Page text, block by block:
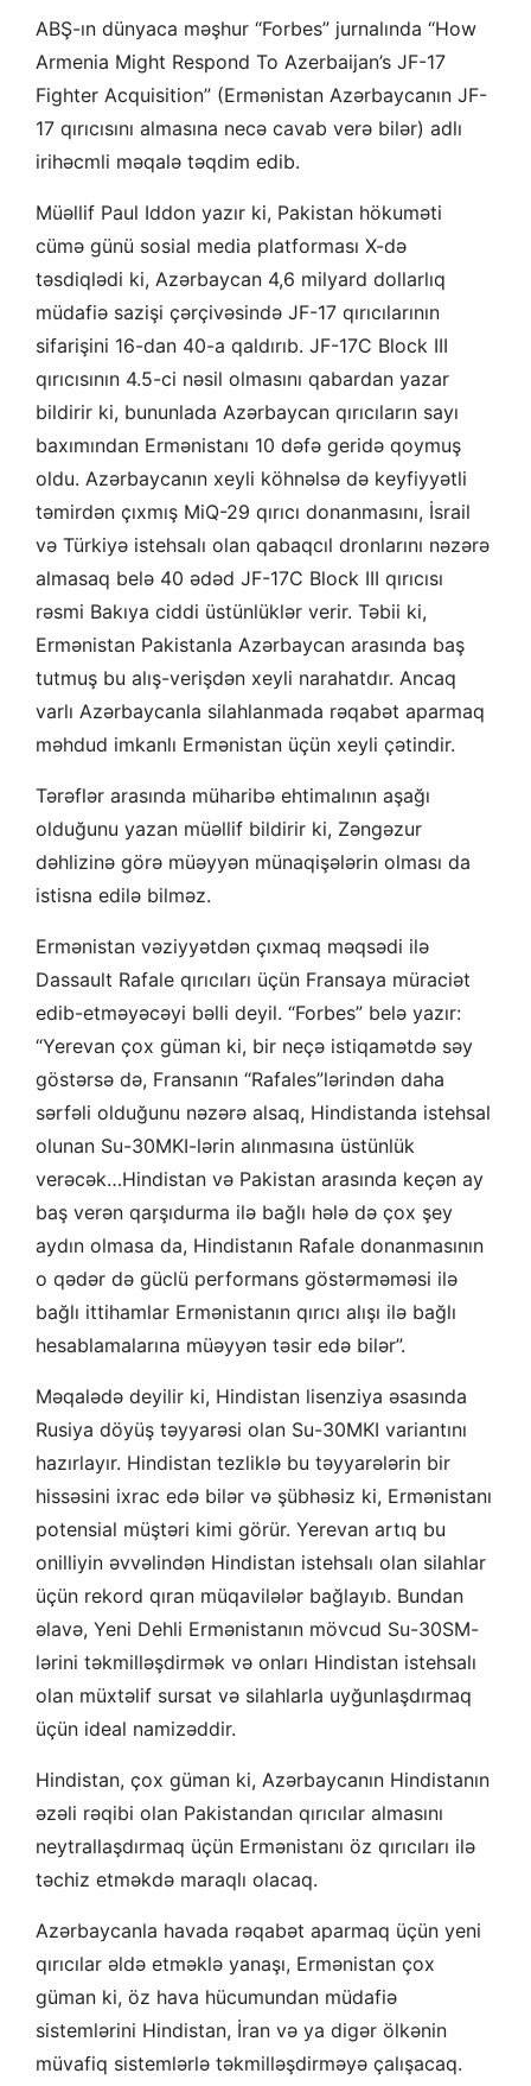
ABŞ-ın dünyaca məşhur “Forbes” jurnalında “How
Armenia Might Respond To Azerbaijan’s JF-17
Fighter Acquisition” (Ermənistan Azərbaycanın JF-
17 qırıcısını almasına necə cavab verə bilər) adlı
irihəcmli məqalə təqdim edib.
Müəllif Paul Iddon yazır ki, Pakistan hökuməti
cümə günü sosial media platforması X-də
təsdiqlədi ki, Azərbaycan 4,6 milyard dollarlıq
müdafiə sazişi çərçivəsində JF-17 qırıcılarının
sifarişini 16-dan 40-a qaldırıb. JF-17C Block III
qırıcısının 4.5-ci nəsil olmasını qabardan yazar
bildirir ki, bununlada Azərbaycan qırıcıların sayı
baxımından Ermənistanı 10 dəfə geridə qoymuş
oldu. Azərbaycanın xeyli köhnəlsə də keyfiyyətli
təmirdən çıxmış MiQ-29 qırıcı donanmasını, İsrail
və Türkiyə istehsalı olan qabaqcıl dronlarını nəzərə
almasaq belə 40 ədəd JF-17C Block III qırıcısı
rəsmi Bakıya ciddi üstünlüklər verir. Təbii ki,
Ermənistan Pakistanla Azərbaycan arasında baş
tutmuş bu alış-verişdən xeyli narahatdır. Ancaq
varlı Azərbaycanla silahlanmada rəqabət aparmaq
məhdud imkanlı Ermənistan üçün xeyli çətindir.
Tərəflər arasında müharibə ehtimalının aşağı
olduğunu yazan müəllif bildirir ki, Zəngəzur
dəhlizinə görə müəyyən münaqişələrin olması da
istisna edilə bilməz.
Ermənistan vəziyyətdən çıxmaq məqsədi ilə
Dassault Rafale qırıcıları üçün Fransaya müraciət
edib-etməyəcəyi bəlli deyil. “Forbes” belə yazır:
“Yerevan çox güman ki, bir neçə istiqamətdə səy
göstərsə də, Fransanın “Rafales”lərindən daha
sərfəli olduğunu nəzərə alsaq, Hindistanda istehsal
olunan Su-30MKI-lərin alınmasına üstünlük
verəcək…Hindistan və Pakistan arasında keçən ay
baş verən qarşıdurma ilə bağlı hələ də çox şey
aydın olmasa da, Hindistanın Rafale donanmasının
o qədər də güclü performans göstərməməsi ilə
bağlı ittihamlar Ermənistanın qırıcı alışı ilə bağlı
hesablamalarına müəyyən təsir edə bilər”.
Məqalədə deyilir ki, Hindistan lisenziya əsasında
Rusiya döyüş təyyarəsi olan Su-30MKI variantını
hazırlayır. Hindistan tezliklə bu təyyarələrin bir
hissəsini ixrac edə bilər və şübhəsiz ki, Ermənistanı
potensial müştəri kimi görür. Yerevan artıq bu
onilliyin əvvəlindən Hindistan istehsalı olan silahlar
üçün rekord qıran müqavilələr bağlayıb. Bundan
əlavə, Yeni Dehli Ermənistanın mövcud Su-30SM-
lərini təkmilləşdirmək və onları Hindistan istehsalı
olan müxtəlif sursat və silahlarla uyğunlaşdırmaq
üçün ideal namizəddir.
Hindistan, çox güman ki, Azərbaycanın Hindistanın
əzəli rəqibi olan Pakistandan qırıcılar almasını
neytrallaşdırmaq üçün Ermənistanı öz qırıcıları ilə
təchiz etməkdə maraqlı olacaq.
Azərbaycanla havada rəqabət aparmaq üçün yeni
qırıcılar əldə etməklə yanaşı, Ermənistan çox
güman ki, öz hava hücumundan müdafiə
sistemlərini Hindistan, İran və ya digər ölkənin
müvafiq sistemlərlə təkmilləşdirməyə çalışacaq.